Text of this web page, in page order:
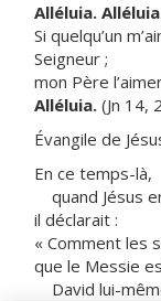
Alléluia.
Si quelqu’un
Seigneur ;
mon Père
Alléluia. (Jn 14,
Évangile de
En ce temps-là,
quand Jésus
il déclarait :
« Comment les
que le Messie
David lui-